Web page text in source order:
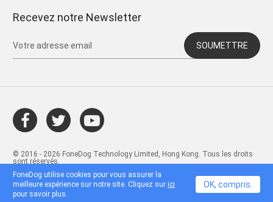
Recevez notre Newsletter
SOUMETTRE
© 2016 - 2026 FoneDog Technology Limited, Hong Kong. Tous les droits
sont réservés.
FoneDog utilise cookies pour vous assurer la
meilleure expérience sur notre site. Cliquez sur ici
pour savoir plus.
OK, compris.